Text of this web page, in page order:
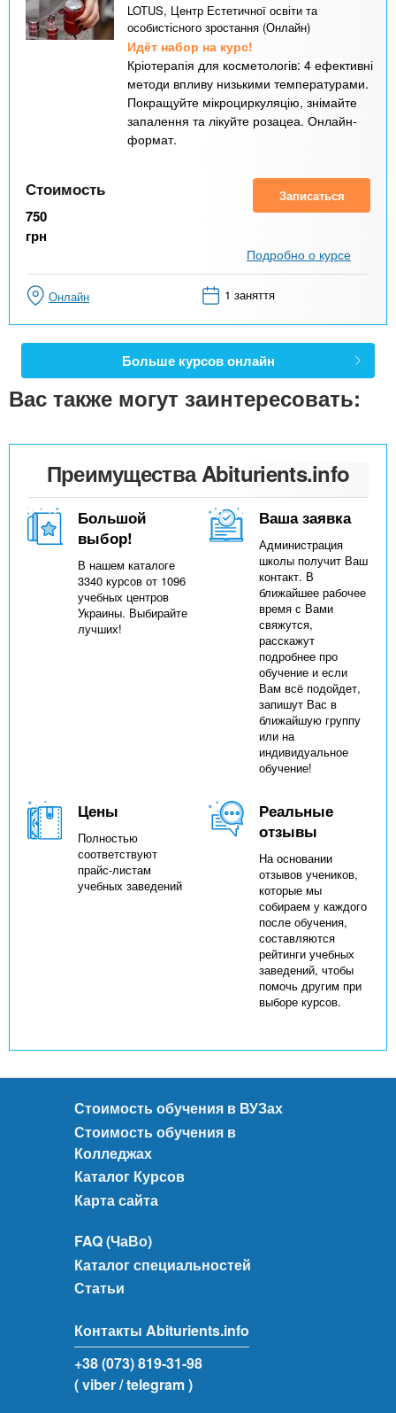
LOTUS, Центр Естетичної освіти та
особистісного зростання (Онлайн)
Идёт набор на курс!
Кріотерапія для косметологів: 4 ефективні
методи впливу низькими температурами.
Покращуйте мікроциркуляцію, знімайте
запалення та лікуйте розацеа. Онлайн-
формат.
Стоимость
750
грн
Записаться
Подробно о курсе
Онлайн 1 заняття
Больше курсов онлайн
Вас также могут заинтересовать:
Преимущества Abiturients.info
Большой
выбор!
В нашем каталоге
3340 курсов от 1096
учебных центров
Украины. Выбирайте
лучших!
Ваша заявка
Администрация
школы получит Ваш
контакт. В
ближайшее рабочее
время с Вами
свяжутся,
расскажут
подробнее про
обучение и если
Вам всё подойдет,
запишут Вас в
ближайшую группу
или на
индивидуальное
обучение!
Цены
Полностью
соответствуют
прайс-листам
учебных заведений
Реальные
отзывы
На основании
отзывов учеников,
которые мы
собираем у каждого
после обучения,
составляются
рейтинги учебных
заведений, чтобы
помочь другим при
выборе курсов.
Стоимость обучения в ВУЗах
Стоимость обучения в
Колледжах
Каталог Курсов
Карта сайта
FAQ (ЧаВо)
Каталог специальностей
Статьи
Контакты Abiturients.info
+38 (073) 819-31-98
( viber/ telegram )